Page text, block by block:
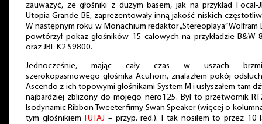
zauważyć, że głośniki z dużym basem, jak na przykład Focal-
Utopia Grande BE, zaprezentowały inną jakość niskich
W następnym roku w Monachium redaktor „Stereoplaya” Wolfram
powtórzył pokaz głośników 15-calowych na przykładzie B&W
oraz JBL K2 S9800.
Jednocześnie, mając cały czas w uszach
szerokopasmowego głośnika Acuhorn, znalazłem pokój
Ascendo z ich topowymi głośnikami System M i usłyszałem tam
najbardziej zbliżony do mojego nero125. Był to przetwornik
Isodynamic Ribbon Tweeter firmy Swan Speaker (więcej o
tym głośnikiem TUTAJ– przyp. red.). I tak nosiłem to przez 10